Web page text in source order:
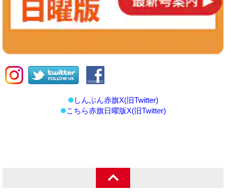
しんぶん赤旗X(旧Twitter)
こちら赤旗日曜版X(旧Twitter)